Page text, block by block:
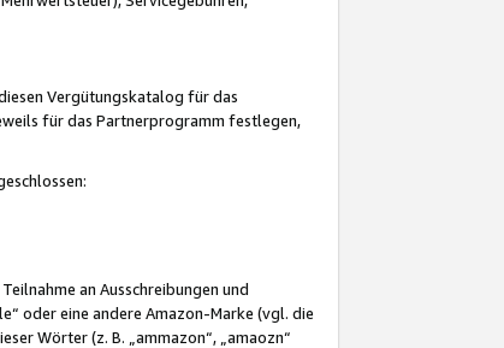
Vergütungskatalog für das
für das Partnerprogramm festlegen,
an Ausschreibungen und
oder eine andere Amazon-Marke (vgl. die
Wörter (z. B. „ammazon“, „amaozn“